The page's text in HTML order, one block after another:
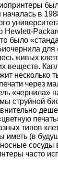
в
Hewlett-
было
для
живых
веществ.
несколько
через
«чернила»
струйной
типов
иметь (в
сосуды
часто